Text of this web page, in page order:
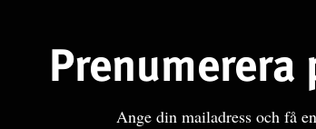
Ange din mailadress och få